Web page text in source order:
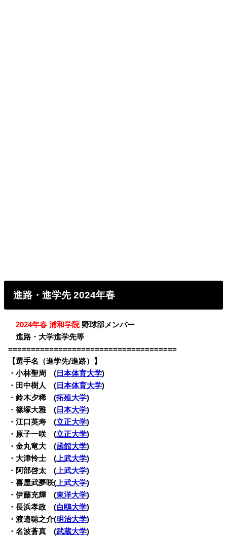
進路・進学先 2024年春
・2024年春 浦和学院野球部メンバー
・進路・大学進学先等
=====================================
【選手名（進学先/進路）】
・小林聖周 ( 日本体育大学)
・田中樹人 ( 日本体育大学)
・鈴木夕稀 (拓殖大学)
・篠塚大雅 ( 日本大学)
・江口英寿 (立正大学)
・原子一咲 (立正大学)
・金丸竜大 (函館大学)
・大津怜士 ( 上武大学)
・阿部啓太 ( 上武大学)
・喜屋武夢咲( 上武大学)
・伊藤充輝 (東洋大学)
・長浜孝政 (白鴎大学)
・渡邉聡之介(明治大学)
・名波蒼真 (武蔵大学)